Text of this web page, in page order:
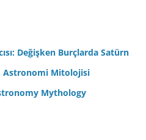
Değişken Burçlarda Satürn
Astronomi Mitolojisi
Mythology